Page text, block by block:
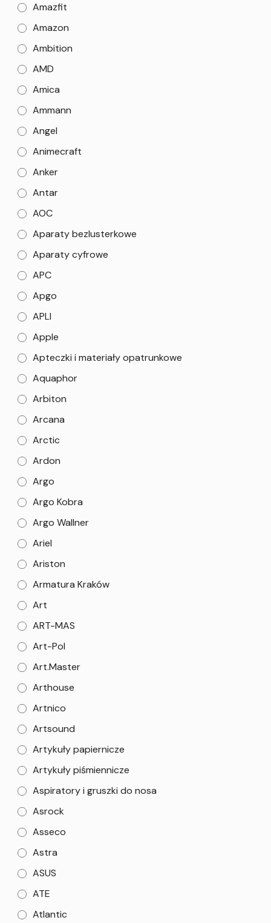
Amazfit
Amazon
Ambition
AMD
Amica
Ammann
Angel
Animecraft
Anker
Antar
AOC
Aparaty bezlusterkowe
Aparaty cyfrowe
APC
Apgo
APLI
Apple
Apteczki i materiały opatrunkowe
Aquaphor
Arbiton
Arcana
Arctic
Ardon
Argo
Argo Kobra
Argo Wallner
Ariel
Ariston
Armatura Kraków
Art
ART-MAS
Art-Pol
Art.Master
Arthouse
Artnico
Artsound
Artykuły papiernicze
Artykuły piśmiennicze
Aspiratory i gruszki do nosa
Asrock
Asseco
Astra
ASUS
ATE
Atlantic